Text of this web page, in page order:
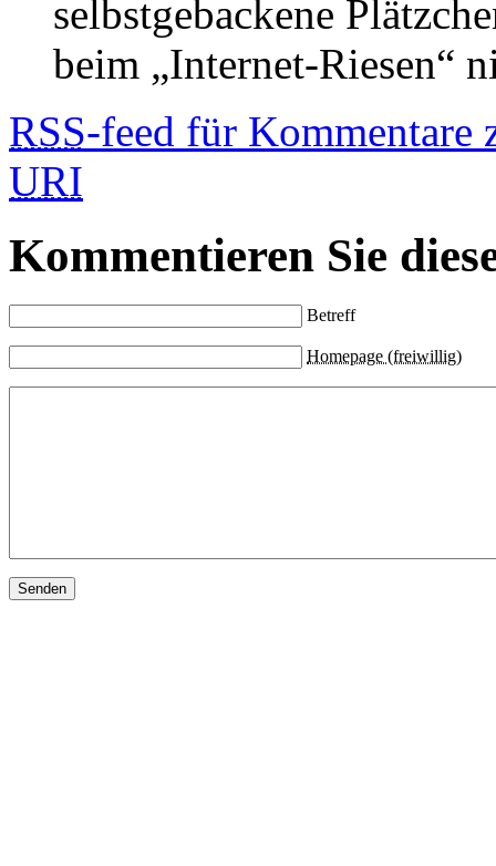
selbstgebackene
beim „Internet-Riesen“
RSS-feed für Kommentare
URI
Kommentieren Sie
Betreff
Homepage (freiwillig)